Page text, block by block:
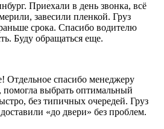
Приехали в день звонка, всё
завесили пленкой. Груз
срока. Спасибо водителю
Буду обращаться еще.
Отдельное спасибо менеджеру
выбрать оптимальный
без типичных очередей. Груз
«до двери» без проблем.